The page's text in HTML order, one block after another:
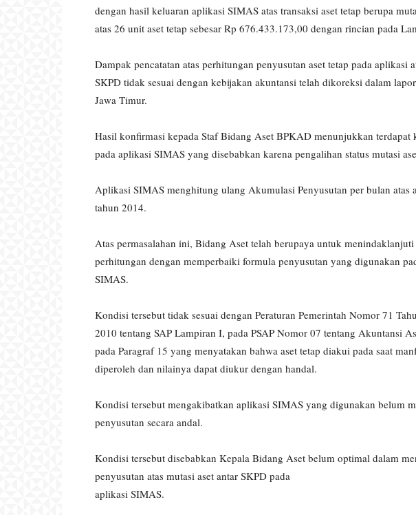
dengan hasil keluaran aplikasi SIMAS atas transaksi aset tetap berupa
atas 26 unit aset tetap sebesar Rp 676.433.173,00 dengan rincian pada
Dampak pencatatan atas perhitungan penyusutan aset tetap pada aplikasi
SKPD tidak sesuai dengan kebijakan akuntansi telah dikoreksi dalam
Jawa Timur.
Hasil konfirmasi kepada Staf Bidang Aset BPKAD menunjukkan terdapat
pada aplikasi SIMAS yang disebabkan karena pengalihan status mutasi
Aplikasi SIMAS menghitung ulang Akumulasi Penyusutan per bulan atas
tahun 2014.
Atas permasalahan ini, Bidang Aset telah berupaya untuk menindaklanjuti
perhitungan dengan memperbaiki formula penyusutan yang digunakan
SIMAS.
Kondisi tersebut tidak sesuai dengan Peraturan Pemerintah Nomor 71
2010 tentang SAP Lampiran I, pada PSAP Nomor 07 tentang Akuntansi
pada Paragraf 15 yang menyatakan bahwa aset tetap diakui pada saat
diperoleh dan nilainya dapat diukur dengan handal.
Kondisi tersebut mengakibatkan aplikasi SIMAS yang digunakan belum
penyusutan secara andal.
Kondisi tersebut disebabkan Kepala Bidang Aset belum optimal dalam
penyusutan atas mutasi aset antar SKPD pada
aplikasi SIMAS.